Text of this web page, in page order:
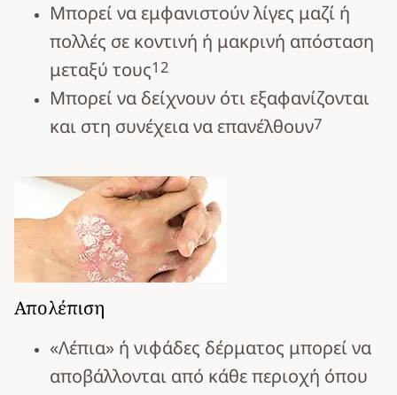
Μπορεί να εμφανιστούν λίγες μαζί ή
πολλές σε κοντινή ή μακρινή απόσταση
μεταξύ τους12
Μπορεί να δείχνουν ότι εξαφανίζονται
και στη συνέχεια να επανέλθουν7
Απολέπιση
«Λέπια» ή νιφάδες δέρματος μπορεί να
αποβάλλονται από κάθε περιοχή όπου